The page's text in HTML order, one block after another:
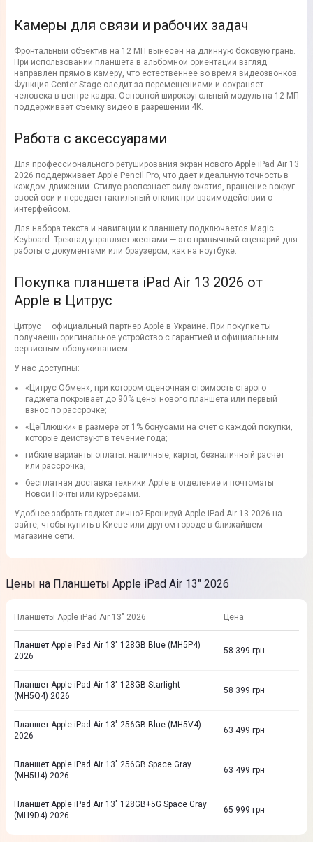
Камеры для связи и рабочих задач
Фронтальный объектив на 12 МП вынесен на длинную боковую грань.
При использовании планшета в альбомной ориентации взгляд
направлен прямо в камеру, что естественнее во время видеозвонков.
Функция Center Stage следит за перемещениями и сохраняет
человека в центре кадра. Основной широкоугольный модуль на 12 МП
поддерживает съемку видео в разрешении 4K.
Работа с аксессуарами
Для профессионального ретуширования экран нового Apple iPad Air 13
2026 поддерживает Apple Pencil Pro, что дает идеальную точность в
каждом движении. Стилус распознает силу сжатия, вращение вокруг
своей оси и передает тактильный отклик при взаимодействии с
интерфейсом.
Для набора текста и навигации к планшету подключается Magic
Keyboard. Трекпад управляет жестами — это привычный сценарий для
работы с документами или браузером, как на ноутбуке.
Покупка планшета iPad Air 13 2026 от
Apple в Цитрус
Цитрус — официальный партнер Apple в Украине. При покупке ты
получаешь оригинальное устройство с гарантией и официальным
сервисным обслуживанием.
У нас доступны:
«Цитрус Обмен», при котором оценочная стоимость старого
гаджета покрывает до 90% цены нового планшета или первый
взнос по рассрочке;
«ЦеПлюшки» в размере от 1% бонусами на счет с каждой покупки,
которые действуют в течение года;
гибкие варианты оплаты: наличные, карты, безналичный расчет
или рассрочка;
бесплатная доставка техники Apple в отделение и почтоматы
Новой Почты или курьерами.
Удобнее забрать гаджет лично? Бронируй Apple iPad Аir 13 2026 на
сайте, чтобы купить в Киеве или другом городе в ближайшем
магазине сети.
Цены на Планшеты Apple iPad Air 13" 2026
Планшеты Apple iPad Air 13" 2026 Цена
Планшет Apple iPad Air 13" 128GB Blue (MH5P4)
2026
58 399 грн
Планшет Apple iPad Air 13" 128GB Starlight
(MH5Q4) 2026
58 399 грн
Планшет Apple iPad Air 13" 256GB Blue (MH5V4)
2026
63 499 грн
Планшет Apple iPad Air 13" 256GB Space Gray
(MH5U4) 2026
63 499 грн
Планшет Apple iPad Air 13" 128GB+5G Space Gray
(MH9D4) 2026
65 999 грн